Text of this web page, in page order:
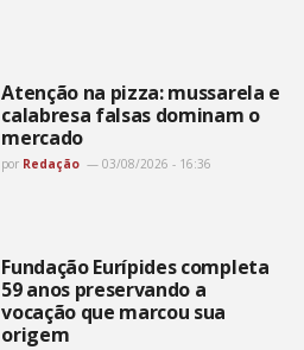
Atenção na pizza: mussarela e
calabresa falsas dominam o
mercado
por Redação 03/08/2026 - 16:36
Fundação Eurípides completa
59 anos preservando a
vocação que marcou sua
origem